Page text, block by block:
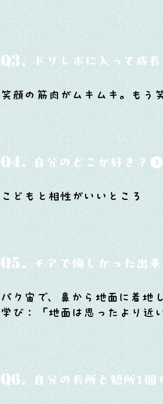
Q3. ドリレボに入って成
笑顔の筋肉がムキムキ。もう
Q4. 自分のどこが好き？
こどもと相性がいいところ
Q5. チアで悔しかった出
バク宙で、鼻から地面に着地
学び：「地面は思ったより近
Q6. 自分の長所と短所1個